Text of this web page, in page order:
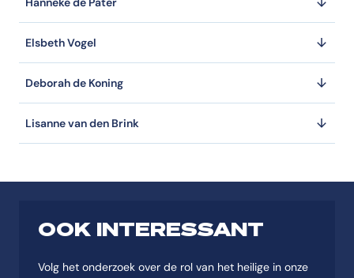
Elsbeth Vogel
Deborah de Koning
Lisanne van den Brink
OOK INTERESSANT
Volg het onderzoek over de rol van het heilige in onze